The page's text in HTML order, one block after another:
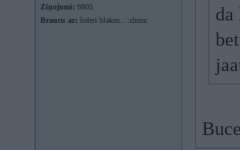
Ziņojumi: 9805
Braucu ar: šoferi blakus.. :shura:
da